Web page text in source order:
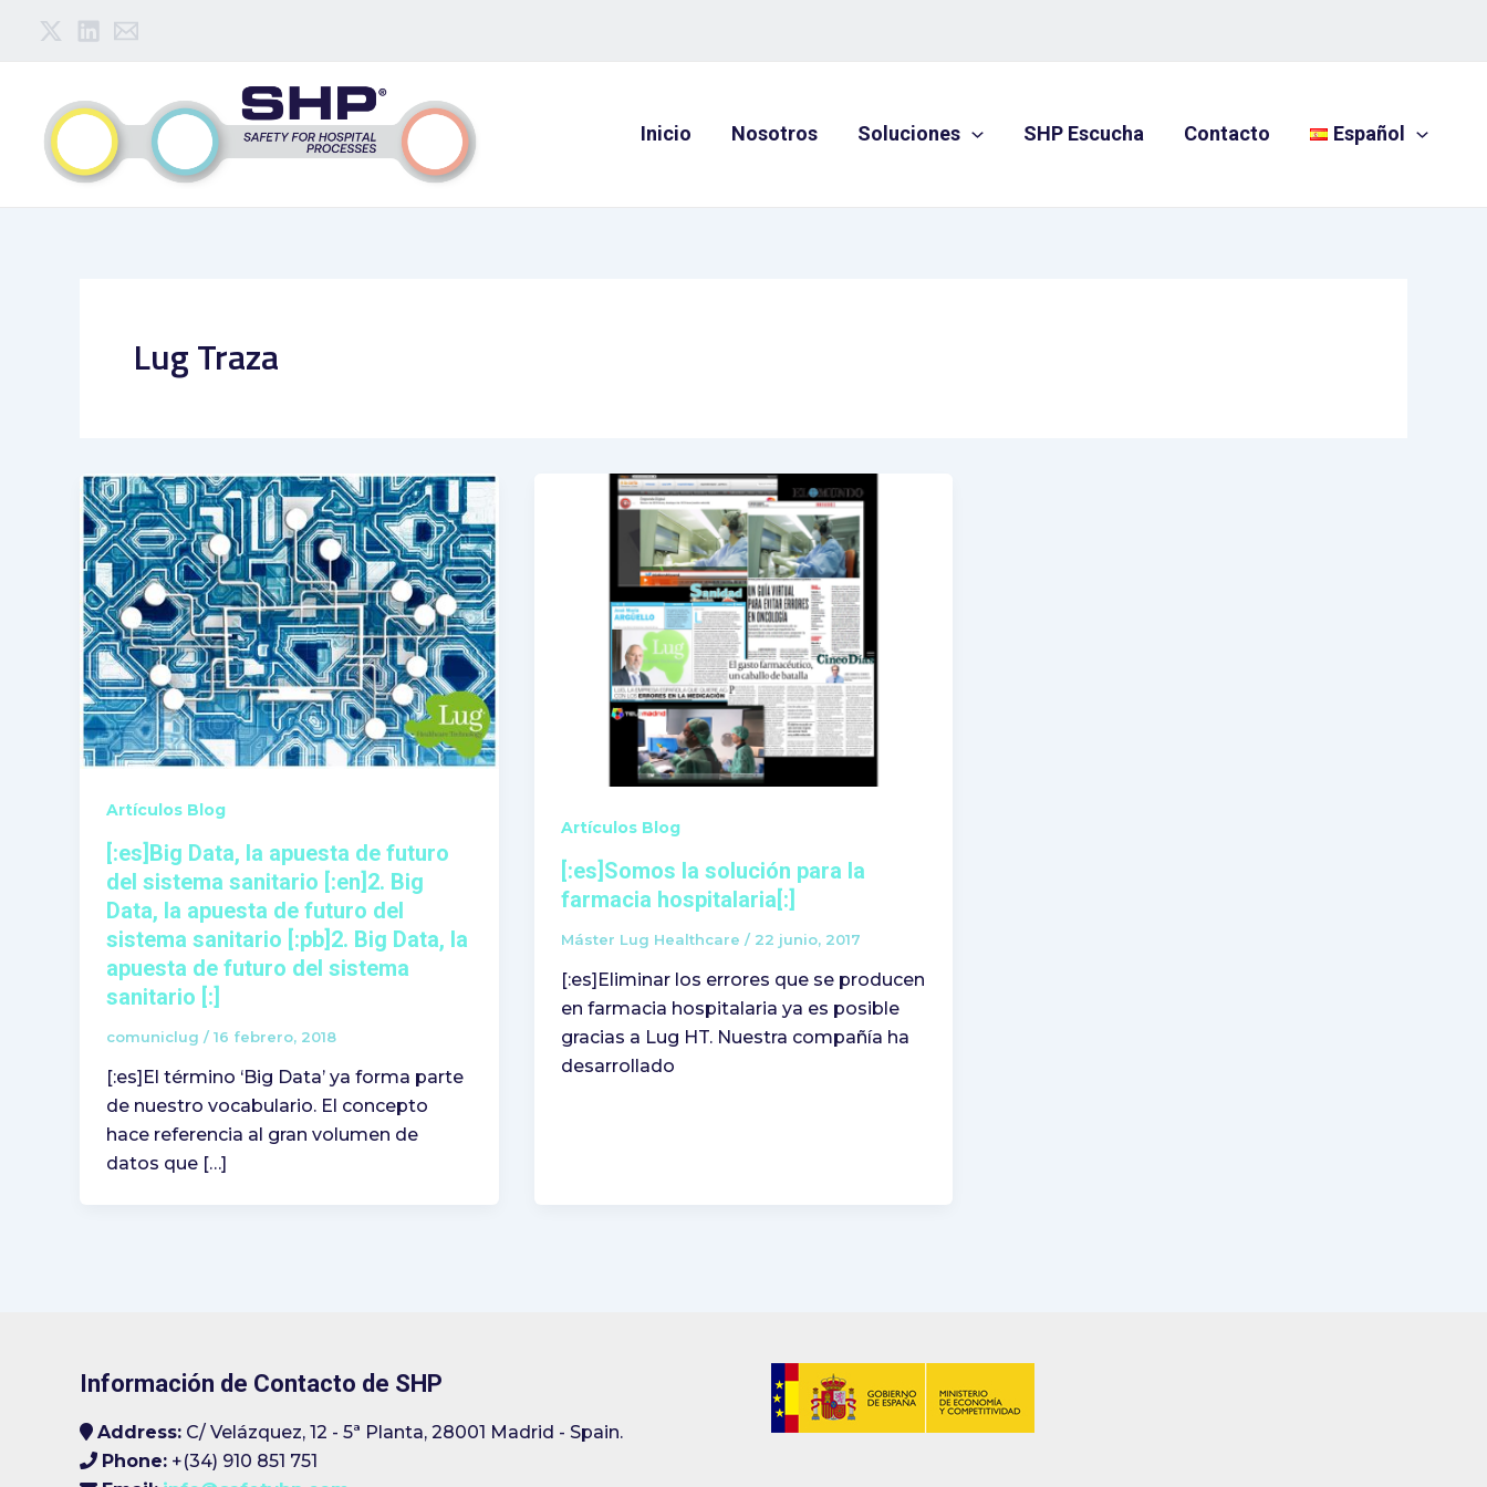
Inicio Nosotros Soluciones SHP Escucha Contacto Español
Lug Traza
Artículos Blog
[:es]Big Data, la apuesta de futuro
del sistema sanitario [:en]2. Big
Data, la apuesta de futuro del
sistema sanitario [:pb]2. Big Data, la
apuesta de futuro del sistema
sanitario [:]
comuniclug / 16 febrero, 2018
[:es]El término ‘Big Data’ ya forma parte
de nuestro vocabulario. El concepto
hace referencia al gran volumen de
datos que […]
Artículos Blog
[:es]Somos la solución para la
farmacia hospitalaria[:]
Máster Lug Healthcare / 22 junio, 2017
[:es]Eliminar los errores que se producen
en farmacia hospitalaria ya es posible
gracias a Lug HT. Nuestra compañía ha
desarrollado
Información de Contacto de SHP
Address: C/ Velázquez, 12 - 5ª Planta, 28001 Madrid - Spain.
Phone: +(34) 910 851 751